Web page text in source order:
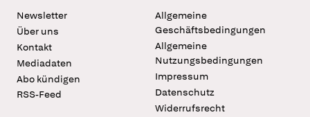
Newsletter
Über uns
Kontakt
Mediadaten
Abo kündigen
RSS-Feed
Allgemeine
Geschäftsbedingungen
Allgemeine
Nutzungsbedingungen
Impressum
Datenschutz
Widerrufsrecht